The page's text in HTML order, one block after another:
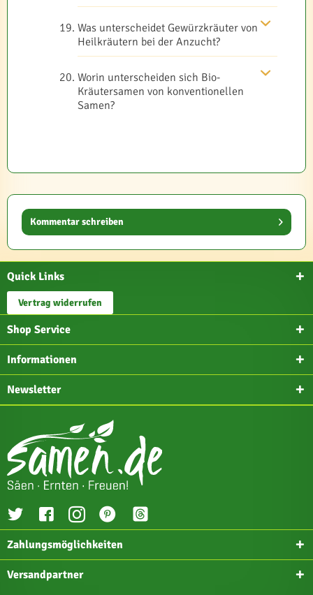
Was unterscheidet Gewürzkräuter von
Heilkräutern bei der Anzucht?
Worin unterscheiden sich Bio-
Kräutersamen von konventionellen
Samen?
Kommentar schreiben
Quick Links
Vertrag widerrufen
Shop Service
Informationen
Newsletter
Zahlungsmöglichkeiten
Versandpartner